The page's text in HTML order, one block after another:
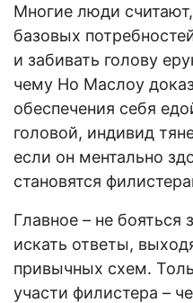
Многие люди
базовых
и забивать голову
чему Но Маслоу
обеспечения себя
головой, индивид
если он ментально
становятся
Главное – не бояться
искать ответы,
привычных схем.
участи филистера –